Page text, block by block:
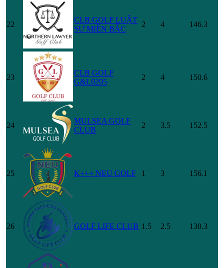
22
CLB GOLF LUẬT
SƯ MIỀN BẮC
2 4 146.3
23
CLB GOLF
G&L9295
2 4 150.6
24
MULSEA GOLF
CLUB
2 3.5 152.5
25 K+++ NEU GOLF 1 3 156.1
26 GOLF LIFE CLUB 1.5 2.5 130.3